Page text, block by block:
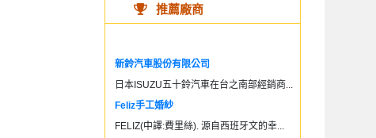
推薦廠商
新鈴汽車股份有限公司
日本ISUZU五十鈴汽車在台之南部經銷商...
Feliz手工婚紗
FELIZ(中譯:費里絲). 源自西班牙文的幸...